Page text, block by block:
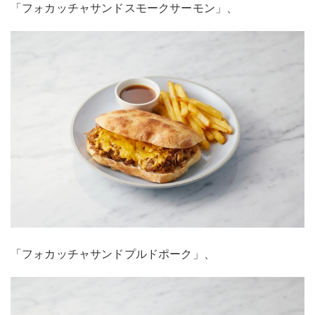
「フォカッチャサンドスモークサーモン」、
「フォカッチャサンドプルドポーク」、